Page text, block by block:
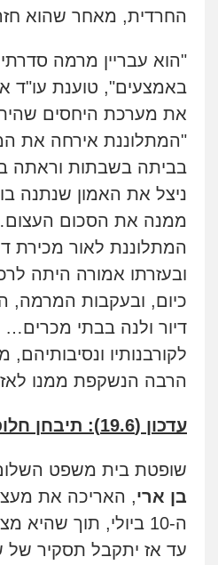
החרדית, מאחר שהוא
"הוא עבריין מרמה
באמצעים", טוענת עו"ד
את מערכת היחסים
"המתלוננת אירחה את
בביתה בשבתות וראתה
ניצל את האמון שנתנה
ממנה את הסכום
המתלוננת לאור מכירת
ובעזרתו אמורה היתה
כיום, ובעקבות המרמה,
דיור ולנה בבתי מכרים…
לקורבנותיו
הרבה הנשקפת ממנו
עדכון (19.6): תיבחן חלופת מעצר
שופטת בית משפט
בן ארי, האריכה את
ה-10 ביולי, תוך
עד אז יתקבל תסקיר של